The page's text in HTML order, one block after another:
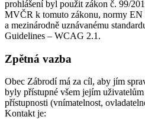
prohlášení byl použit zákon č. 99/
MVČR k tomuto zákonu, normy EN
a mezinárodně uznávanému
Guidelines – WCAG 2.1.
Zpětná vazba
Obec Zábrodí má za cíl, aby jím
byly přístupné všem jejím
přístupnosti (vnímatelnost,
Kontakt je: